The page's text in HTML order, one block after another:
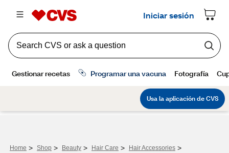
Home > Shop > Beauty > Hair Care > Hair Accessories >